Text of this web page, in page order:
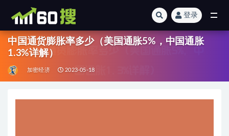
登录
中国通货膨胀率多少（美国通胀5%，中国通胀
1.3%详解）
加密经济 2023-05-18